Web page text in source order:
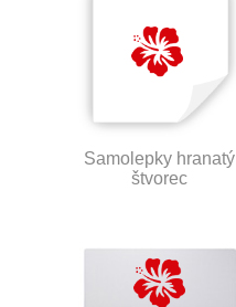
Samolepky hranatý
štvorec